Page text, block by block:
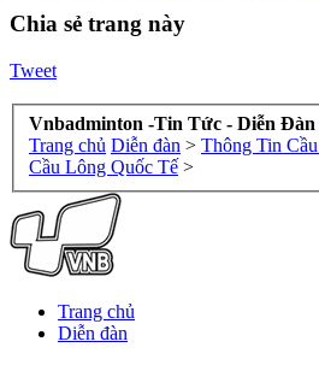
Chia sẻ trang này
Tweet
Vnbadminton -Tin Tức - Diễn
Trang chủ Diễn đàn > Thông Tin
Cầu Lông Quốc Tế >
Trang chủ
Diễn đàn